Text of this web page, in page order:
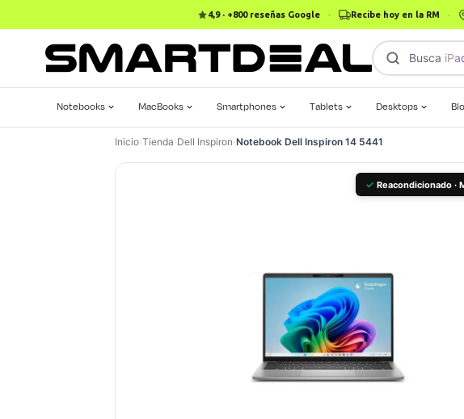
4,9 · +800 reseñas Google · Recibe hoy en la RM ·
Busca Le
Notebooks MacBooks Smartphones Tablets Desktops
Inicio›Tienda›Dell Inspiron›Notebook Dell Inspiron 14 5441
✓ Reacondicionado ·